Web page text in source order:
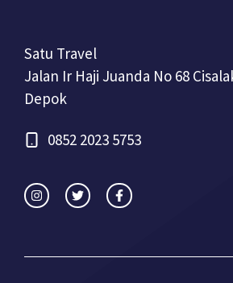
Satu Travel
Jalan Ir Haji Juanda No 68
Depok
0852 2023 5753